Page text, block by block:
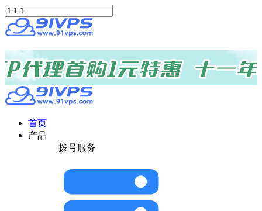
首页
产品
拨号服务